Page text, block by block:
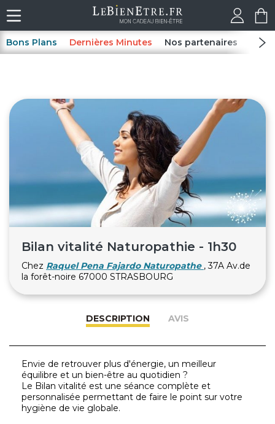
Bons Plans Dernières Minutes Nos partenaires Spas
Bilan vitalité Naturopathie - 1h30
Chez Raquel Pena Fajardo Naturopathe , 37A Av.de
la forêt-noire 67000 STRASBOURG
DESCRIPTION AVIS
Envie de retrouver plus d'énergie, un meilleur
équilibre et un bien-être au quotidien ?
Le Bilan vitalité est une séance complète et
personnalisée permettant de faire le point sur votre
hygiène de vie globale.